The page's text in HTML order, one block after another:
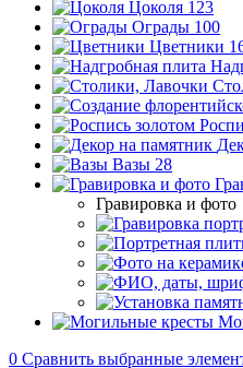
Цоколя 123
Ограды 100
Цветники
Вазы 28
Гравировка и фото
0 Сравнить выбранные